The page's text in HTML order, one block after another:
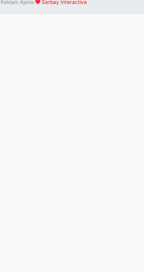
Ajansı Serbay Interactive